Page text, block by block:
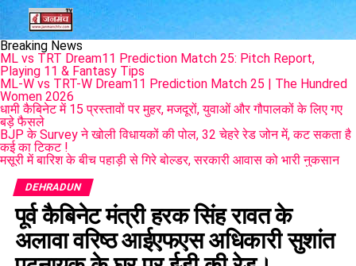
Breaking News
ML vs TRT Dream11 Prediction Match 25: Pitch Report,
Playing 11 & Fantasy Tips
ML-W vs TRT-W Dream11 Prediction Match 25 | The Hundred
Women 2026
धामी कैबिनेट में 15 प्रस्तावों पर मुहर, मजदूरों, युवाओं और गौपालकों के लिए गए
बड़े फैसले
BJP के Survey ने खोली विधायकों की पोल, 32 चेहरे रेड जोन में, कट सकता है
कई का टिकट !
मसूरी में बारिश के बीच पहाड़ी से गिरे बोल्डर, सरकारी आवास को भारी नुकसान
DEHRADUN
पूर्व कैबिनेट मंत्री हरक सिंह रावत के
अलावा वरिष्ठ आईएफएस अधिकारी सुशांत